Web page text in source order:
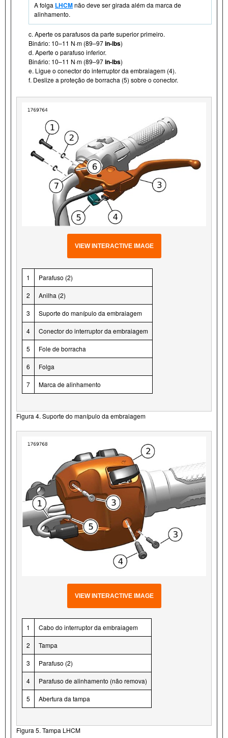
A folga LHCMnão deve ser girada além da marca de
alinhamento.
c. Aperte os parafusos da parte superior primeiro.
Binário: 10–11 N·m (89–97in-lbs)
d. Aperte o parafuso inferior.
Binário: 10–11 N·m (89–97in-lbs)
e. Ligue o conector do interruptor da embraiagem (4).
f. Deslize a proteção de borracha (5) sobre o conector.
VIEW INTERACTIVE IMAGE
1 Parafuso (2)
2 Anilha (2)
3 Suporte do manípulo da embraiagem
4 Conector do interruptor da embraiagem
5 Fole de borracha
6 Folga
7 Marca de alinhamento
Figura 4. Suporte do manípulo da embraiagem
VIEW INTERACTIVE IMAGE
1 Cabo do interruptor da embraiagem
2 Tampa
3 Parafuso (2)
4 Parafuso de alinhamento (não remova)
5 Abertura da tampa
Figura 5. Tampa LHCM